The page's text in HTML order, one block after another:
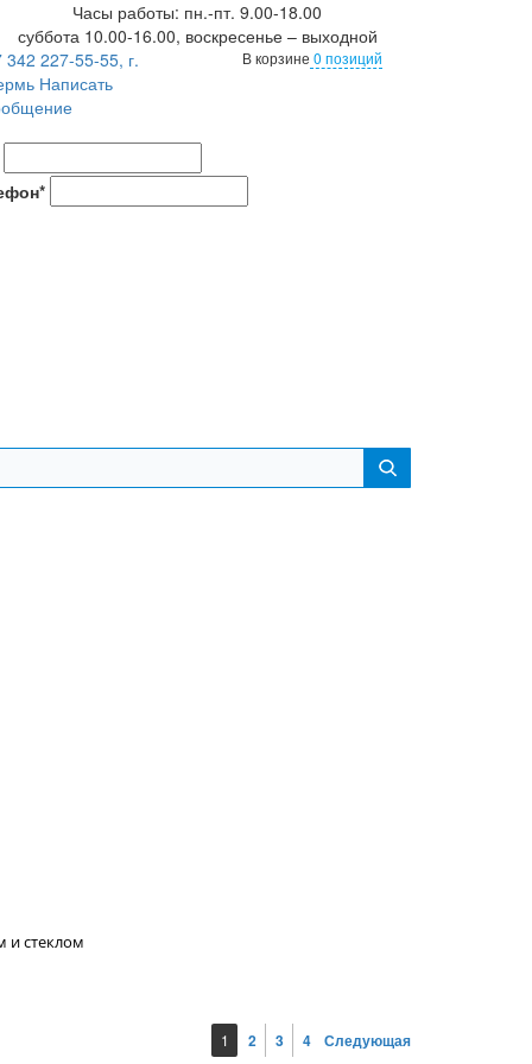
Часы работы: пн.-пт. 9.00-18.00
суббота 10.00-16.00, воскресенье – выходной
342 227-55-55, г.
Написать
В корзине 0 позиций
и стеклом
1 2 3 4 Следующая